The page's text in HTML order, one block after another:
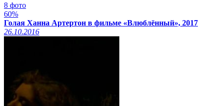
8 фото
60%
Голая Ханна Артертон в фильме «Влюблённый», 2017
26.10.2016